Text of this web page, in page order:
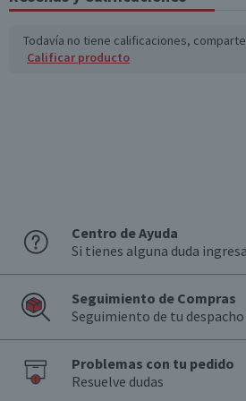
Todavía no tiene calificaciones,
Calificar producto
Centro de Ayuda
Si tienes alguna duda
Seguimiento de Compras
Seguimiento de tu
Problemas con tu pedido
Resuelve dudas